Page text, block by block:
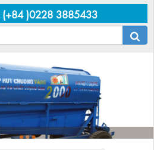
(+84 )0228 3885433